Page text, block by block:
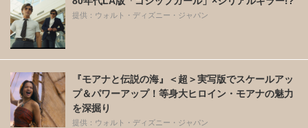
提供：ウォルト・ディズニー・ジャパン
『モアナと伝説の海』＜超＞実写版でスケールアッ
プ＆パワーアップ！等身大ヒロイン・モアナの魅力
を深掘り
提供：ウォルト・ディズニー・ジャパン